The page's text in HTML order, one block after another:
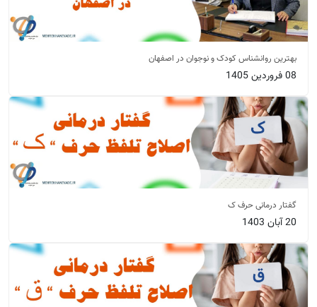
بهترین روانشناس کودک و نوجوان در اصفهان
08 فروردین 1405
گفتار درمانی حرف ک
20 آبان 1403